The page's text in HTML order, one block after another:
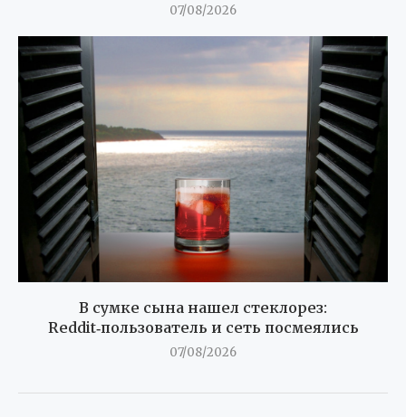
07/08/2026
В сумке сына нашел стеклорез:
Reddit‑пользователь и сеть посмеялись
07/08/2026